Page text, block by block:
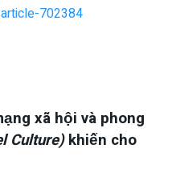
702384
xã hội và phong
Culture)khiến cho